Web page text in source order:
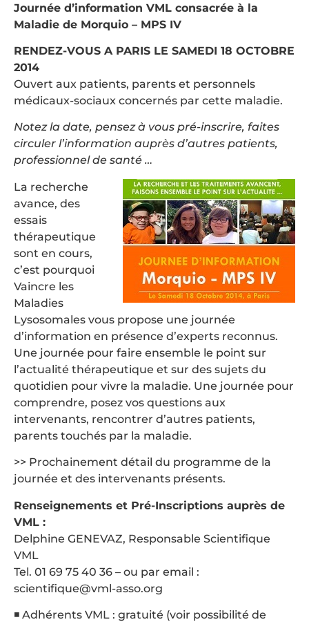
Journée d’information VML consacrée à la
Maladie de Morquio – MPS IV
RENDEZ-VOUS A PARIS LE SAMEDI 18 OCTOBRE
2014
Ouvert aux patients, parents et personnels
médicaux-sociaux concernés par cette maladie.
Notez la date, pensez à vous pré-inscrire, faites
circuler l’information auprès d’autres patients,
professionnel de santé …
La recherche
avance, des
essais
thérapeutique
sont en cours,
c’est pourquoi
Vaincre les
Maladies
Lysosomales vous propose une journée
d’information en présence d’experts reconnus.
Une journée pour faire ensemble le point sur
l’actualité thérapeutique et sur des sujets du
quotidien pour vivre la maladie. Une journée pour
comprendre, posez vos questions aux
intervenants, rencontrer d’autres patients,
parents touchés par la maladie.
>> Prochainement détail du programme de la
journée et des intervenants présents.
Renseignements et Pré-Inscriptions auprès de
VML :
Delphine GENEVAZ, Responsable Scientifique
VML
Tel. 01 69 75 40 36 – ou par email :
scientifique@vml-asso.org
◾ Adhérents VML : gratuité (voir possibilité de